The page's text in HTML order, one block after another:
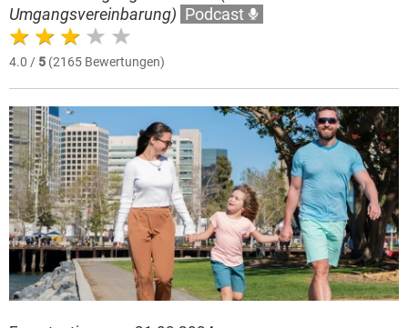
Umgangsvereinbarung) Podcast
4.0 / 5 (2165 Bewertungen)